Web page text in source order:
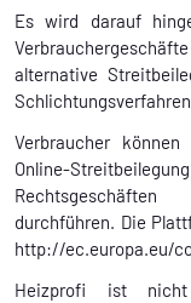
Es wird darauf
alternative
Verbraucher
Online-
durchführen. Die
http://ec.europa.eu/
Heizprofi ist